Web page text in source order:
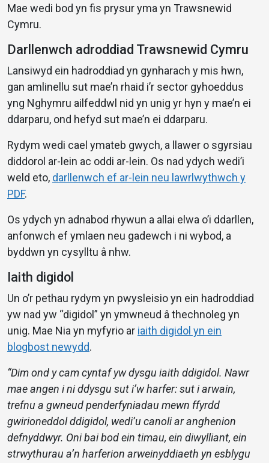
Mae wedi bod yn fis prysur yma yn Trawsnewid
Cymru.
Darllenwch adroddiad Trawsnewid Cymru
Lansiwyd ein hadroddiad yn gynharach y mis hwn,
gan amlinellu sut mae’n rhaid i’r sector gyhoeddus
yng Nghymru ailfeddwl nid yn unig yr hyn y mae’n ei
ddarparu, ond hefyd sut mae’n ei ddarparu.
Rydym wedi cael ymateb gwych, a llawer o sgyrsiau
diddorol ar-lein ac oddi ar-lein. Os nad ydych wedi’i
weld eto, darllenwch ef ar-lein neu lawrlwythwch y
PDF.
Os ydych yn adnabod rhywun a allai elwa o’i ddarllen,
anfonwch ef ymlaen neu gadewch i ni wybod, a
byddwn yn cysylltu â nhw.
Iaith digidol
Un o’r pethau rydym yn pwysleisio yn ein hadroddiad
yw nad yw “digidol” yn ymwneud â thechnoleg yn
unig. Mae Nia yn myfyrio ar iaith digidol yn ein
blogbost newydd.
“Dim ond y cam cyntaf yw dysgu iaith ddigidol. Nawr
mae angen i ni ddysgu sut i’w harfer: sut i arwain,
trefnu a gwneud penderfyniadau mewn ffyrdd
gwirioneddol ddigidol, wedi’u canoli ar anghenion
defnyddwyr. Oni bai bod ein timau, ein diwylliant, ein
strwythurau a’n harferion arweinyddiaeth yn esblygu